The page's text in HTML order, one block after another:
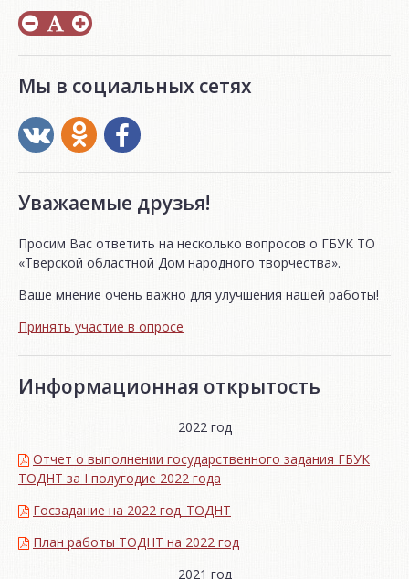
Мы в социальных сетях
Уважаемые друзья!
Просим Вас ответить на несколько вопросов о ГБУК ТО
«Тверской областной Дом народного творчества».
Ваше мнение очень важно для улучшения нашей работы!
Принять участие в опросе
Информационная открытость
2022 год
Отчет о выполнении государственного задания ГБУК
ТОДНТ за I полугодие 2022 года
Госзадание на 2022 год_ТОДНТ
План работы ТОДНТ на 2022 год
2021 год